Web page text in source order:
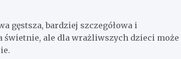
gęstsza, bardziej szczegółowa i
ale dla wrażliwszych dzieci może